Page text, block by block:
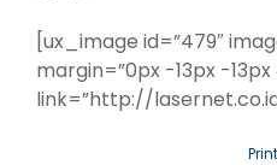
[ux_image id=”479″
margin=”0px -13px -13px
link=”http://